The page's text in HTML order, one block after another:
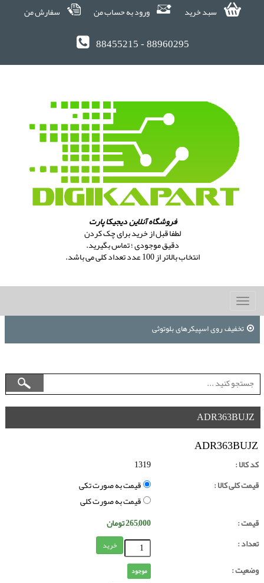
سبد خرید ورود به حساب من سفارش من
88455215 - 88960295
فروشگاه آنلاین دیجیکا پارت
لطفا قبل از خرید برای چک کردن
دقیق موجودی ؛ تماس بگیرید.
انتخاب بالاتر از 100 عدد تعداد کلی می باشد.
Toggle
navigation
تخفیف روی اسپیکرهای بلوتوثی
ADR363BUJZ
ADR363BUJZ
کد کالا :
1319
قیمت کلی کالا :
قیمت به صورت تکی
قیمت به صورت کلی
قیمت :
265,000تومان
تعداد :
خرید
وضعیت : موجود